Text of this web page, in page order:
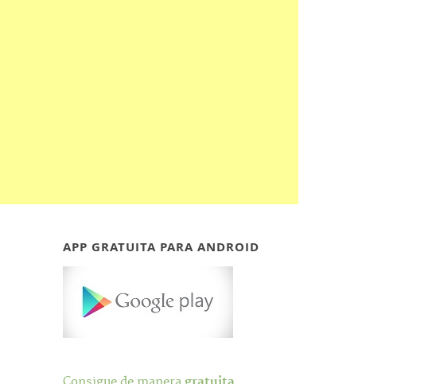
APP GRATUITA PARA ANDROID